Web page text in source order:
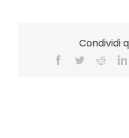
Condividi
Facebook
TwitterReddit